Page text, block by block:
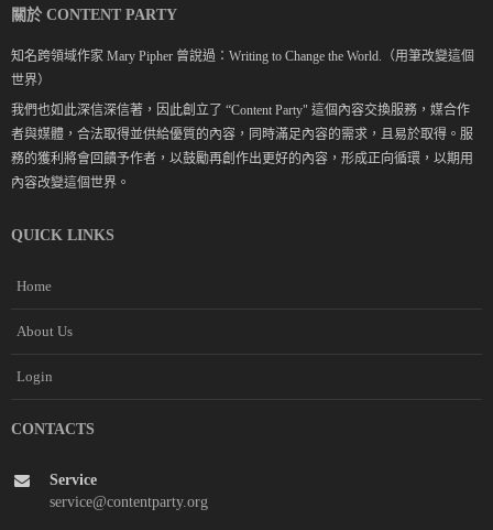
關於 CONTENT PARTY
知名跨領域作家 Mary Pipher 曾說過：Writing to Change the World.（用筆改變這個
世界）
我們也如此深信深信著，因此創立了 “Content Party" 這個內容交換服務，媒合作
者與媒體，合法取得並供給優質的內容，同時滿足內容的需求，且易於取得。服
務的獲利將會回饋予作者，以鼓勵再創作出更好的內容，形成正向循環，以期用
內容改變這個世界。
QUICK LINKS
Home
About Us
Login
CONTACTS
Service
service@contentparty.org